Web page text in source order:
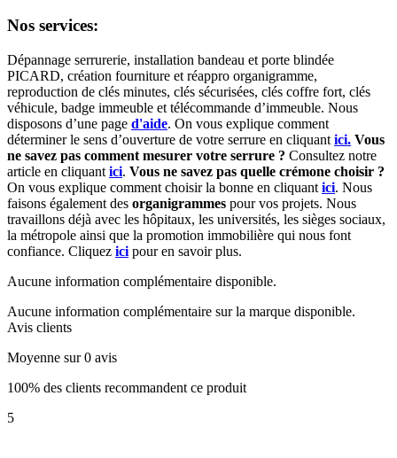
Nos services:
Dépannage serrurerie, installation bandeau et porte blindée
PICARD, création fourniture et réappro organigramme,
reproduction de clés minutes, clés sécurisées, clés coffre fort, clés
véhicule, badge immeuble et télécommande d’immeuble. Nous
disposons d’une page d'aide. On vous explique comment
déterminer le sens d’ouverture de votre serrure en cliquant ici. Vous
ne savez pas comment mesurer votre serrure ? Consultez notre
article en cliquant ici. Vous ne savez pas quelle crémone choisir ?
On vous explique comment choisir la bonne en cliquant ici. Nous
faisons également des organigrammes pour vos projets. Nous
travaillons déjà avec les hôpitaux, les universités, les sièges sociaux,
la métropole ainsi que la promotion immobilière qui nous font
confiance. Cliquez ici pour en savoir plus.
Aucune information complémentaire disponible.
Aucune information complémentaire sur la marque disponible.
Avis clients
Moyenne sur 0 avis
100% des clients recommandent ce produit
5